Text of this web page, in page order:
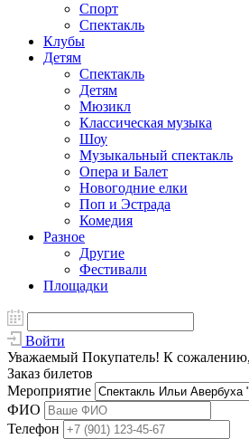
Спорт
Спектакль
Клубы
Детям
Спектакль
Детям
Мюзикл
Классическая музыка
Шоу
Музыкальный спектакль
Опера и Балет
Новогодние елки
Поп и Эстрада
Комедия
Разное
Другие
Фестивали
Площадки
Войти
Уважаемый Покупатель! К сожалению,
Заказ билетов
Мероприятие
ФИО
Телефон